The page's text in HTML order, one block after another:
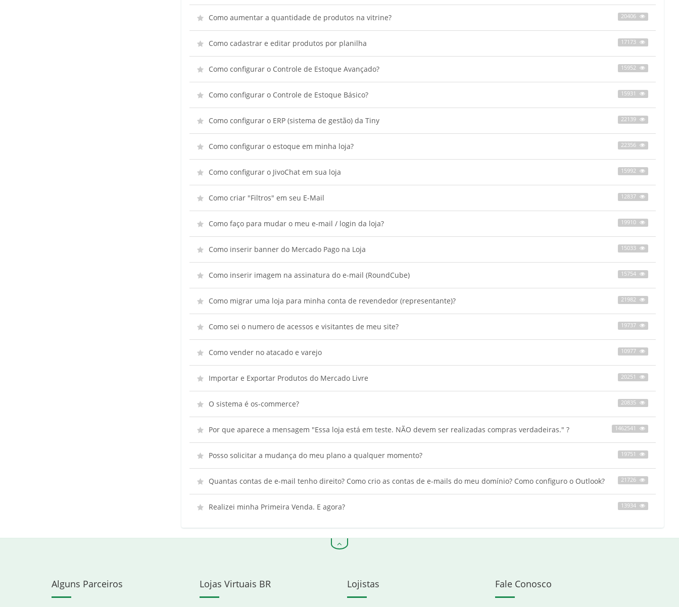
Como aumentar a quantidade de produtos na vitrine? 20406
Como cadastrar e editar produtos por planilha 17173
Como configurar o Controle de Estoque Avançado? 15952
Como configurar o Controle de Estoque Básico? 15931
Como configurar o ERP (sistema de gestão) da Tiny 22139
Como configurar o estoque em minha loja? 22356
Como configurar o JivoChat em sua loja 15992
Como criar "Filtros" em seu E-Mail 12837
Como faço para mudar o meu e-mail / login da loja? 19910
Como inserir banner do Mercado Pago na Loja 15033
Como inserir imagem na assinatura do e-mail (RoundCube) 15754
Como migrar uma loja para minha conta de revendedor (representante)? 21982
Como sei o numero de acessos e visitantes de meu site? 19737
Como vender no atacado e varejo 10977
Importar e Exportar Produtos do Mercado Livre 20251
O sistema é os-commerce? 20835
Por que aparece a mensagem "Essa loja está em teste. NÃO devem ser realizadas compras verdadeiras." ? 1462541
Posso solicitar a mudança do meu plano a qualquer momento? 19751
Quantas contas de e-mail tenho direito? Como crio as contas de e-mails do meu domínio? Como configuro o Outlook? 21726
Realizei minha Primeira Venda. E agora? 13934
Alguns Parceiros Lojas Virtuais BR Lojistas Fale Conosco